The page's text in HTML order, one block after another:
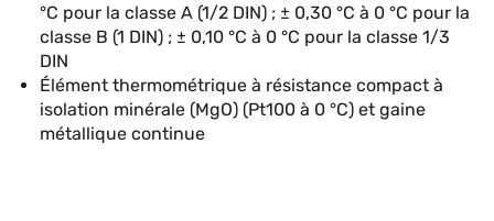
°C pour la classe A (1/2 DIN) ; ± 0,30 °C à 0 °C pour la
classe B (1 DIN) ; ± 0,10 °C à 0 °C pour la classe 1/3
DIN
Élément thermométrique à résistance compact à
isolation minérale (MgO) (Pt100 à 0 °C) et gaine
métallique continue